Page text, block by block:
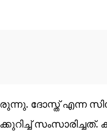
ദോസ്ത് എന്ന